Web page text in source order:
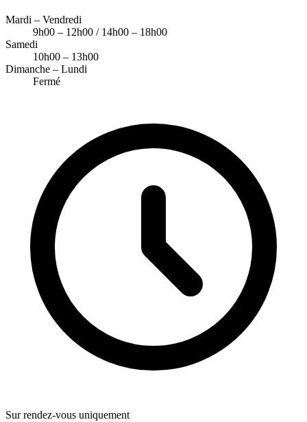
Mardi – Vendredi
9h00 – 12h00 / 14h00 – 18h00
Samedi
10h00 – 13h00
Dimanche – Lundi
Fermé
Sur rendez-vous uniquement